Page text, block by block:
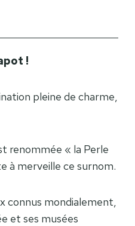
!
pleine de charme,
renommée « la Perle
à merveille ce surnom.
connus mondialement,
et ses musées